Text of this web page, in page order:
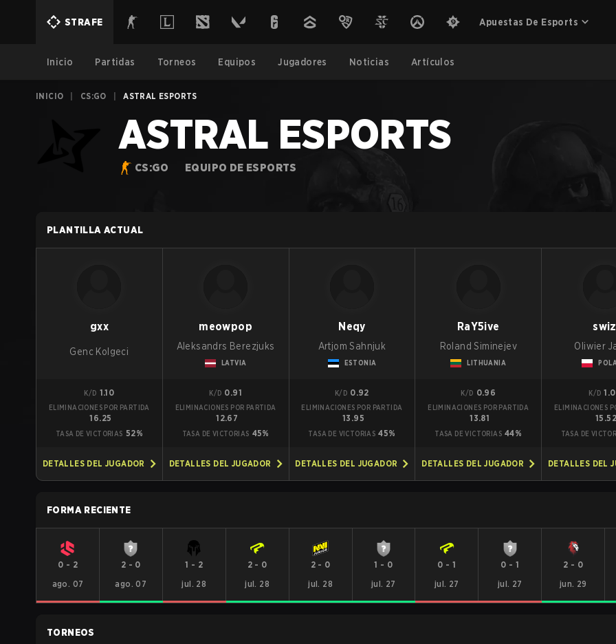
STRAFE Apuestas De Esports
Inicio Partidas Torneos Equipos Jugadores Noticias Artículos
INICIO CS:GO ASTRAL ESPORTS
ASTRAL ESPORTS
CS:GO EQUIPO DE ESPORTS
PLANTILLA ACTUAL
gxx
Genc Kolgeci
K/D 1.10
ELIMINACIONES POR PARTIDA
16.25
TASA DE VICTORIAS 52%
DETALLES DEL JUGADOR
meowpop
Aleksandrs Berezjuks
LATVIA
K/D 0.91
ELIMINACIONES POR PARTIDA
12.67
TASA DE VICTORIAS 45%
DETALLES DEL JUGADOR
Neqy
Artjom Sahnjuk
ESTONIA
K/D 0.92
ELIMINACIONES POR PARTIDA
13.95
TASA DE VICTORIAS 45%
DETALLES DEL JUGADOR
RaY5ive
Roland Siminejev
LITHUANIA
K/D 0.96
ELIMINACIONES POR PARTIDA
13.81
TASA DE VICTORIAS 44%
DETALLES DEL JUGADOR
swiz
Oliwier
K/D
ELIMINACIONES
15.52
TASA DE
DETALLES DEL
FORMA RECIENTE
0 - 2
ago. 07
2 - 0
ago. 07
1 - 2
jul. 28
2 - 0
jul. 28
2- 0
jul. 28
1 - 0
jul. 27
0 - 1
jul. 27
0 - 1
jul. 27
2 - 0
jun. 29
TORNEOS